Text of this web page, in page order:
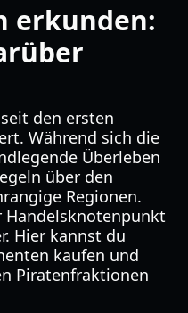
erkunden:
den ersten
Während sich die
Überleben
über den
Regionen.
Hier kannst du
kaufen und
Piratenfraktionen